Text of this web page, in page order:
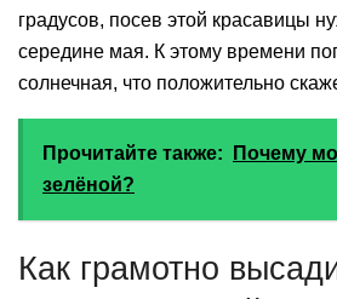
градусов, посев этой красавицы
середине мая. К этому времени
солнечная, что положительно
Прочитайте также:
Почему
зелёной?
Как грамотно